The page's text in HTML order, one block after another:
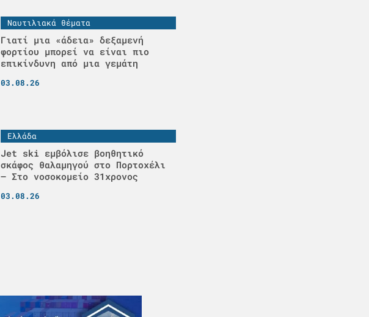
Ναυτιλιακά θέματα
Γιατί μια «άδεια» δεξαμενή
φορτίου μπορεί να είναι πιο
επικίνδυνη από μια γεμάτη
03.08.26
Ελλάδα
Jet ski εμβόλισε βοηθητικό
σκάφος θαλαμηγού στο Πορτοχέλι
– Στο νοσοκομείο 31χρονος
03.08.26